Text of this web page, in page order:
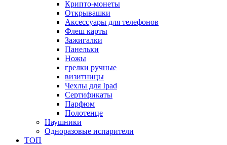
Крипто-монеты
Открывашки
Аксессуары для телефонов
Флеш карты
Зажигалки
Панельки
Ножы
грелки ручные
визитницы
Чехлы для Ipad
Сертификаты
Парфюм
Полотенце
Наушники
Одноразовые испарители
ТОП